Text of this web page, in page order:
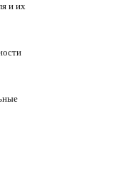
и их